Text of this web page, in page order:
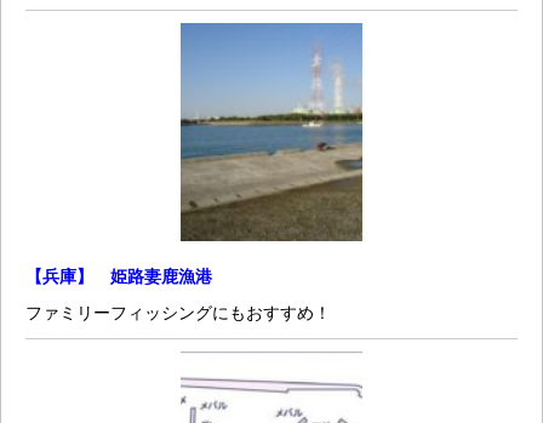
【兵庫】 姫路妻鹿漁港
ファミリーフィッシングにもおすすめ！